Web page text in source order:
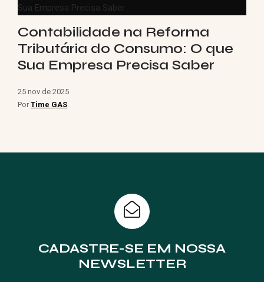
Contabilidade na Reforma
Tributária do Consumo: O que
Sua Empresa Precisa Saber
25 nov de 2025
Por Time GAS
CADASTRE-SE EM NOSSA
NEWSLETTER